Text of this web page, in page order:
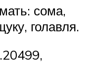
сома,
голавля.